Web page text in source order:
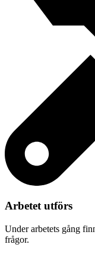
Arbetet utförs
Under arbetets gång
frågor.